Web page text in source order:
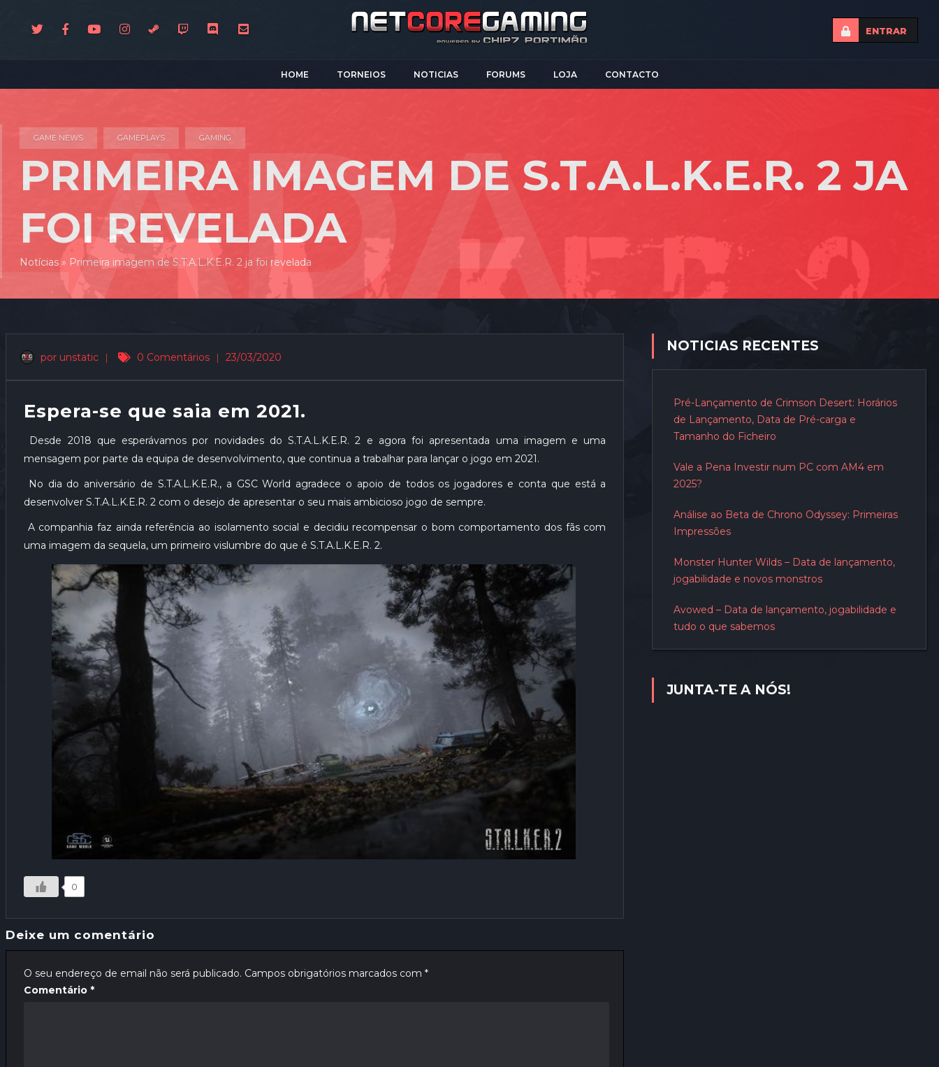
ENTRAR
HOME TORNEIOS NOTICIAS FORUMS LOJA CONTACTO
GAME NEWS GAMEPLAYS GAMING
PRIMEIRA IMAGEM DE S.T.A.L.K.E.R. 2 JA
FOI REVELADA
Notícias » Primeira imagem de S.T.A.L.K.E.R. 2 ja foi revelada
por unstatic | 0 Comentários | 23/03/2020
Espera-se que saia em 2021.
Desde 2018 que esperávamos por novidades do S.T.A.L.K.E.R. 2 e agora foi apresentada uma imagem e uma
mensagem por parte da equipa de desenvolvimento, que continua a trabalhar para lançar o jogo em 2021.
No dia do aniversário de S.T.A.L.K.E.R., a GSC World agradece o apoio de todos os jogadores e conta que está a
desenvolver S.T.A.L.K.E.R. 2 com o desejo de apresentar o seu mais ambicioso jogo de sempre.
A companhia faz ainda referência ao isolamento social e decidiu recompensar o bom comportamento dos fãs com
uma imagem da sequela, um primeiro vislumbre do que é S.T.A.L.K.E.R. 2.
0
Deixe um comentário
O seu endereço de email não será publicado. Campos obrigatórios marcados com *
Comentário *
NOTICIAS RECENTES
Pré-Lançamento de Crimson Desert: Horários
de Lançamento, Data de Pré-carga e
Tamanho do Ficheiro
Vale a Pena Investir num PC com AM4 em
2025?
Análise ao Beta de Chrono Odyssey: Primeiras
Impressões
Monster Hunter Wilds – Data de lançamento,
jogabilidade e novos monstros
Avowed – Data de lançamento, jogabilidade e
tudo o que sabemos
JUNTA-TE A NÓS!